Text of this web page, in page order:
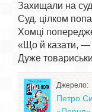
Захищали на
Суд, цілком
Хомці
«Що й казати,
Джерело:
Петро